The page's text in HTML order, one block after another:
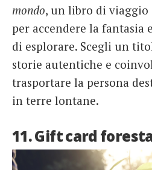
mondo, un libro di
per accendere la
di esplorare. Scegli un
storie autentiche e
trasportare la persona
in terre lontane.
11. Gift card